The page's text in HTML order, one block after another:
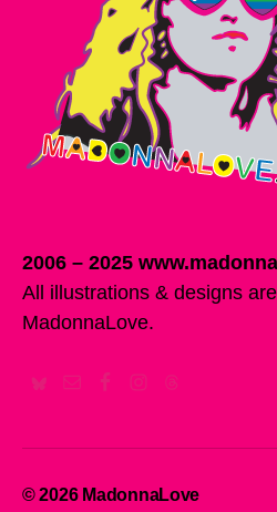
2006 – 2025
All illustrations & designs
MadonnaLove.
© 2026 MadonnaLove